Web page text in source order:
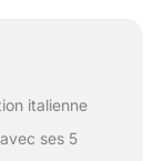
italienne
ses 5